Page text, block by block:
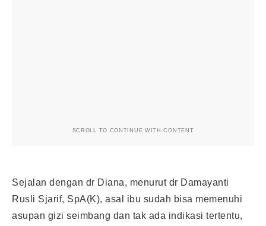
SCROLL TO CONTINUE WITH CONTENT
Sejalan dengan dr Diana, menurut dr Damayanti
Rusli Sjarif, SpA(K), asal ibu sudah bisa memenuhi
asupan gizi seimbang dan tak ada indikasi tertentu,